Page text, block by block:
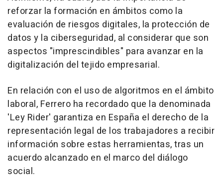
reforzar la formación en ámbitos como la
evaluación de riesgos digitales, la protección de
datos y la ciberseguridad, al considerar que son
aspectos "imprescindibles" para avanzar en la
digitalización del tejido empresarial.
En relación con el uso de algoritmos en el ámbito
laboral, Ferrero ha recordado que la denominada
'Ley Rider' garantiza en España el derecho de la
representación legal de los trabajadores a recibir
información sobre estas herramientas, tras un
acuerdo alcanzado en el marco del diálogo
social.